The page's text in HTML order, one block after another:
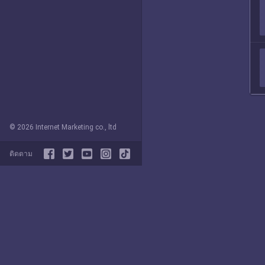
© 2026 Internet Marketing co., ltd
ติดตาม